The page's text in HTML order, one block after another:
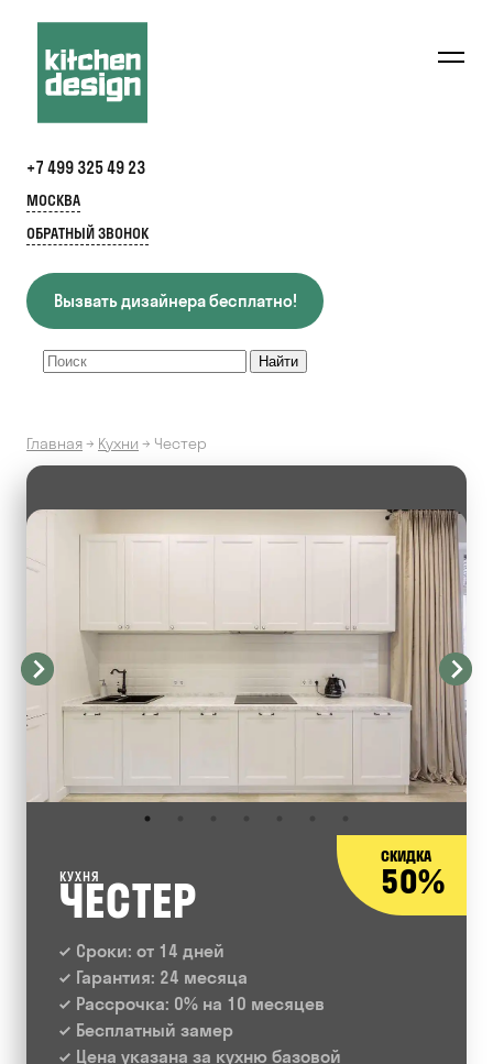
+7 499 325 49 23
МОСКВА
ОБРАТНЫЙ ЗВОНОК
Вызвать дизайнера бесплатно!
Главная→ Кухни → Честер
СКИДКА
50%
КУХНЯ
ЧЕСТЕР
Сроки: от 14 дней
Гарантия: 24 месяца
Рассрочка: 0% на 10 месяцев
Бесплатный замер
Цена указана за кухню базовой